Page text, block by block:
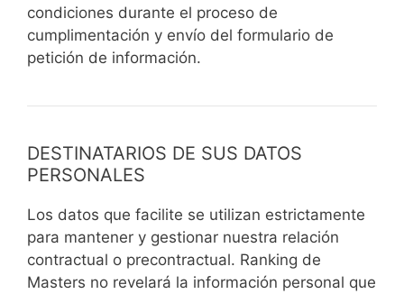
condiciones durante el proceso de
cumplimentación y envío del formulario de
petición de información.
DESTINATARIOS DE SUS DATOS
PERSONALES
Los datos que facilite se utilizan estrictamente
para mantener y gestionar nuestra relación
contractual o precontractual. Ranking de
Masters no revelará la información personal que